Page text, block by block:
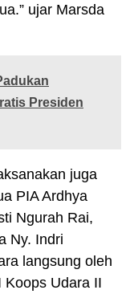
ujar Marsda
Presiden
juga
PIA Ardhya
Ngurah Rai,
Ny. Indri
langsung oleh
Koops Udara II